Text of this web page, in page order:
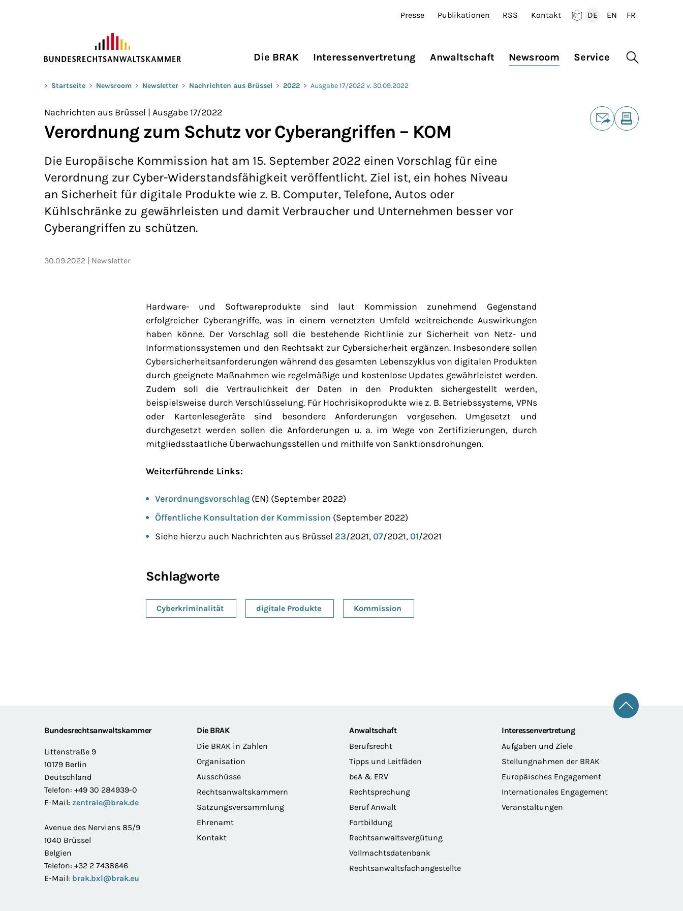
Presse Publikationen RSS Kontakt
DE
EN
FR
Die BRAK Interessenvertretung Anwaltschaft Newsroom Service Suche
Sie befinden sich hier:
> Startseite > Newsroom > Newsletter > Nachrichten aus Brüssel > 2022 > Ausgabe 17/2022 v. 30.09.2022
Nachrichten aus Brüssel | Ausgabe 17/2022
Verordnung zum Schutz vor Cyberangriffen – KOM
Die Europäische Kommission hat am 15. September 2022 einen Vorschlag für eine
Verordnung zur Cyber-Widerstandsfähigkeit veröffentlicht. Ziel ist, ein hohes Niveau
an Sicherheit für digitale Produkte wie z. B. Computer, Telefone, Autos oder
Kühlschränke zu gewährleisten und damit Verbraucher und Unternehmen besser vor
Cyberangriffen zu schützen.
30.09.2022 Newsletter
Hardware- und Softwareprodukte sind laut Kommission zunehmend Gegenstand
erfolgreicher Cyberangriffe, was in einem vernetzten Umfeld weitreichende Auswirkungen
haben könne. Der Vorschlag soll die bestehende Richtlinie zur Sicherheit von Netz- und
Informationssystemen und den Rechtsakt zur Cybersicherheit ergänzen. Insbesondere sollen
Cybersicherheitsanforderungen während des gesamten Lebenszyklus von digitalen Produkten
durch geeignete Maßnahmen wie regelmäßige und kostenlose Updates gewährleistet werden.
Zudem soll die Vertraulichkeit der Daten in den Produkten sichergestellt werden,
beispielsweise durch Verschlüsselung. Für Hochrisikoprodukte wie z. B. Betriebssysteme, VPNs
oder Kartenlesegeräte sind besondere Anforderungen vorgesehen. Umgesetzt und
durchgesetzt werden sollen die Anforderungen u. a. im Wege von Zertifizierungen, durch
mitgliedsstaatliche Überwachungsstellen und mithilfe von Sanktionsdrohungen.
Weiterführende Links:
Verordnungsvorschlag (EN) (September 2022)
Öffentliche Konsultation der Kommission (September 2022)
Siehe hierzu auch Nachrichten aus Brüssel 23/2021,07/2021,01/2021
Schlagworte
Cyberkriminalität digitale Produkte Kommission
Footer
Zum
Bundesrechtsanwaltskammer
Littenstraße 9
10179 Berlin
Deutschland
Telefon: +49 30 284939-0
E-Mail: zentrale@brak.de
Avenue des Nerviens 85/9
1040 Brüssel
Belgien
Telefon: +32 2 7438646
E-Mail: brak.bxl@brak.eu
Die BRAK
Die BRAK in Zahlen
Organisation
Ausschüsse
Rechtsanwaltskammern
Satzungsversammlung
Ehrenamt
Kontakt
Anwaltschaft
Berufsrecht
Tipps und Leitfäden
beA & ERV
Rechtsprechung
Beruf Anwalt
Fortbildung
Rechtsanwaltsvergütung
Vollmachtsdatenbank
Rechtsanwaltsfachangestellte
Interessenvertretung
Aufgaben und Ziele
Stellungnahmen der BRAK
Europäisches Engagement
Internationales Engagement
Veranstaltungen